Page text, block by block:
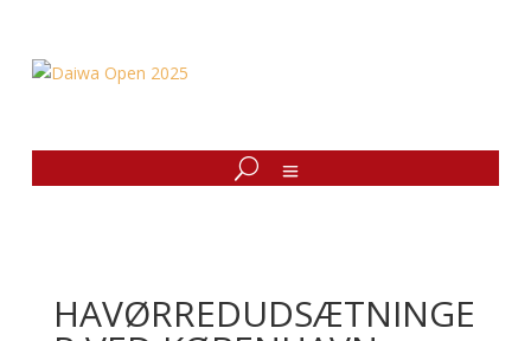
HAVØRREDUDSÆTNINGE